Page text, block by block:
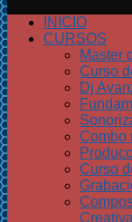
INICIO
CURSOS
Master
Curso
Dj
Combo
Curso
Creativa